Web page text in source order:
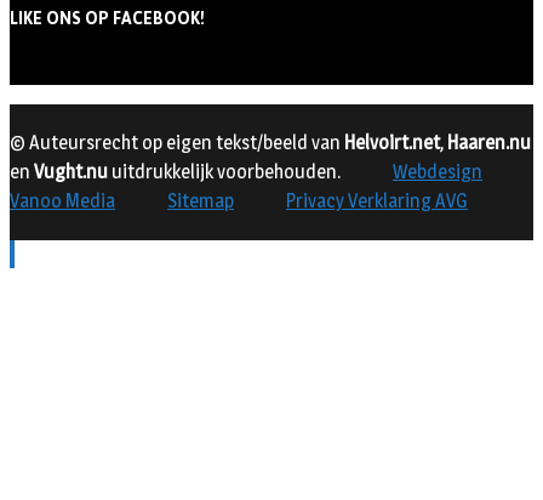
LIKE ONS OP FACEBOOK!
© Auteursrecht op eigen tekst/beeld van Helvoirt.net, Haaren.nu
en Vught.nu uitdrukkelijk voorbehouden.
Webdesign
Vanoo Media
Sitemap Privacy Verklaring AVG